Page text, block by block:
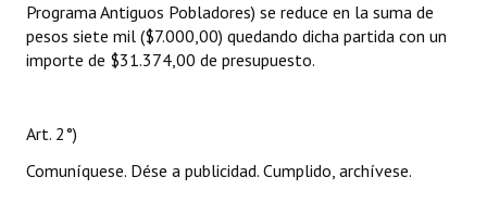
Programa Antiguos Pobladores) se reduce en la suma de
pesos siete mil ($7.000,00) quedando dicha partida con un
importe de $31.374,00 de presupuesto.
Art. 2°)
Comuníquese. Dése a publicidad. Cumplido, archívese.